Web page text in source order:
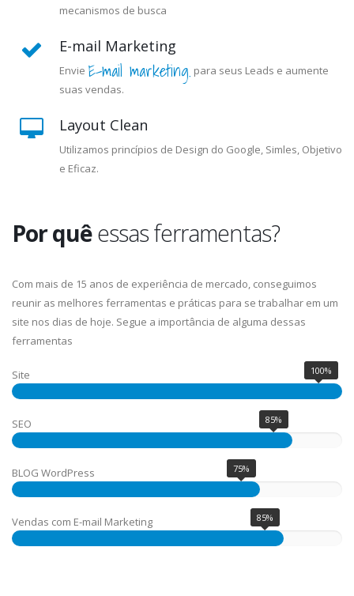
mecanismos de busca
E-mail Marketing
Envie E-mail marketing. para seus Leads e aumente
suas vendas.
Layout Clean
Utilizamos princípios de Design do Google, Simles, Objetivo
e Eficaz.
Por quêessas ferramentas?
Com mais de 15 anos de experiência de mercado, conseguimos
reunir as melhores ferramentas e práticas para se trabalhar em um
site nos dias de hoje. Segue a importância de alguma dessas
ferramentas
Site 100%
SEO 85%
BLOG WordPress 75%
Vendas com E-mail Marketing 85%